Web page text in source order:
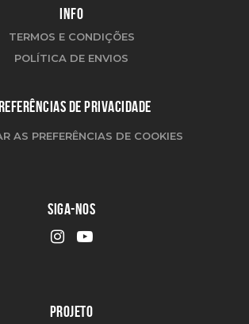
INFO
TERMOS E CONDIÇÕES
POLÍTICA DE ENVIOS
DE PRIVACIDADE
AS PREFERÊNCIAS DE COOKIES
SIGA-NOS
PROJETO